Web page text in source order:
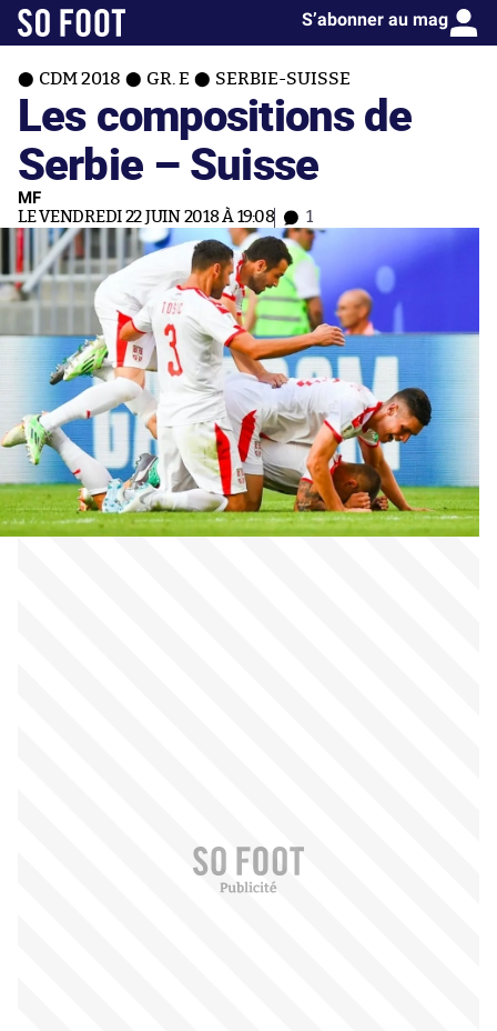
S’abonner au mag
CDM 2018 GR. E SERBIE-SUISSE
Les compositions de
Serbie – Suisse
MF
LE VENDREDI 22 JUIN 2018 À 19:08 1